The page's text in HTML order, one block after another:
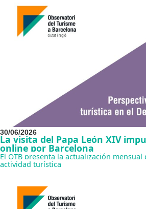
30/06/2026
La visita del Papa León XIV
online por Barcelona
El OTB presenta la actualización
actividad turística